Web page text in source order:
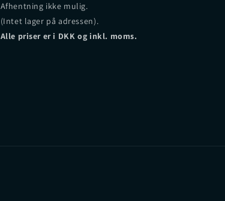
Afhentning ikke mulig.
(Intet lager på adressen).
Alle priser er i DKK og inkl. moms.